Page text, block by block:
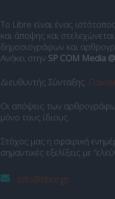
Το Libre είναι ένας
και άποψης και
δημοσιογράφων και
Ανήκει στην SP COM Media
Διευθυντής Σύνταξης:
Οι απόψεις των
μόνο τους ίδιους.
Στόχος μας η σφαιρική
σημαντικές εξελίξεις με
info@libre.gr